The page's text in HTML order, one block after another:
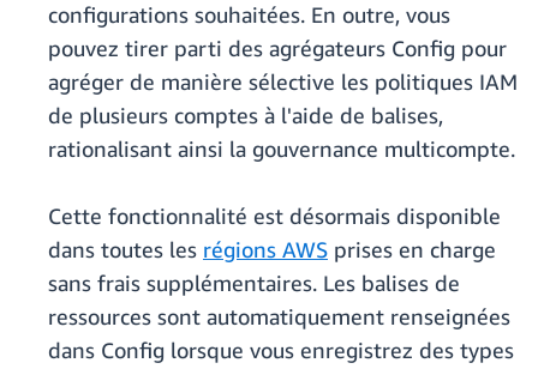
configurations souhaitées. En outre, vous
pouvez tirer parti des agrégateurs Config pour
agréger de manière sélective les politiques IAM
de plusieurs comptes à l'aide de balises,
rationalisant ainsi la gouvernance multicompte.
Cette fonctionnalité est désormais disponible
dans toutes les régions AWS prises en charge
sans frais supplémentaires. Les balises de
ressources sont automatiquement renseignées
dans Config lorsque vous enregistrez des types